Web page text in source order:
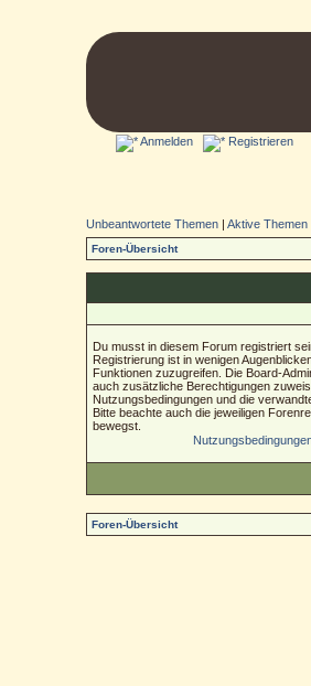
Anmelden Registrieren
Unbeantwortete Themen |Aktive Themen
Foren-Übersicht
Du musst in diesem Forum registriert
Registrierung ist in wenigen
Funktionen zuzugreifen. Die Board-
auch zusätzliche Berechtigungen
Nutzungsbedingungen und die
Bitte beachte auch die jeweiligen
bewegst.
Foren-Übersicht